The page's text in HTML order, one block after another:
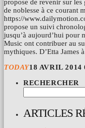
propose de revenir sur les
de noblesse à ce courant
https://
propose un suivi
jusqu’à aujourd’hui pour
Music ont contribuer au
mythiques. D’Etta James
TODAY18 AVRIL 2014
RECHERCHER
ARTICLES